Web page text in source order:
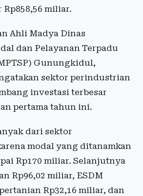
Rp858,56 miliar.
Ahli Madya Dinas
dan Pelayanan Terpadu
Gunungkidul,
sektor perindustrian
investasi terbesar
pertama tahun ini.
dari sektor
modal yang ditanamkan
Rp170 miliar. Selanjutnya
Rp96,02 miliar, ESDM
Rp32,16 miliar, dan